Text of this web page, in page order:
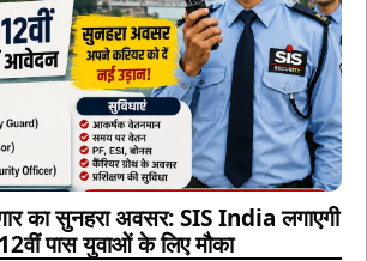
का सुनहरा अवसर: SIS India लगाएगी
12वीं पास युवाओं के लिए मौका